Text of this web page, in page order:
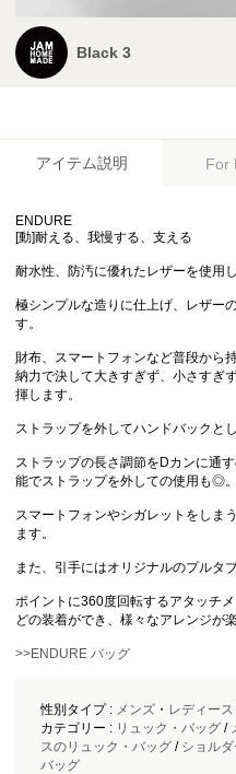
Black 3
アイテム説明 For
ENDURE
[動]耐える、我慢する、支える
耐水性、防汚に優れたレザーを使用
極シンプルな造りに仕上げ、レザー
す。
財布、スマートフォンなど普段から
納力で決して大きすぎず、小さすぎ
揮します。
ストラップを外してハンドバックと
ストラップの長さ調節をDカンに通
能でストラップを外しての使用も◎。
スマートフォンやシガレットをしま
ます。
また、引手にはオリジナルのプルタ
ポイントに360度回転するアタッチ
どの装着ができ、様々なアレンジが
>>ENDURE バッグ
性別タイプ : メンズ・ レディース
カテゴリー : リュック・バッグ/
スのリュック・バッグ/ ショル
バッグ